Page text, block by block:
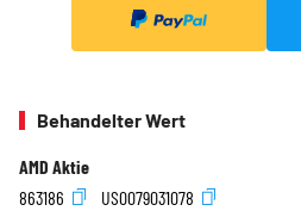
Behandelter Wert
AMD Aktie
863186
US0079031078